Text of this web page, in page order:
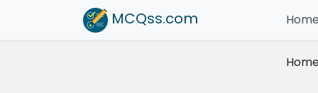
MCQss.com Home